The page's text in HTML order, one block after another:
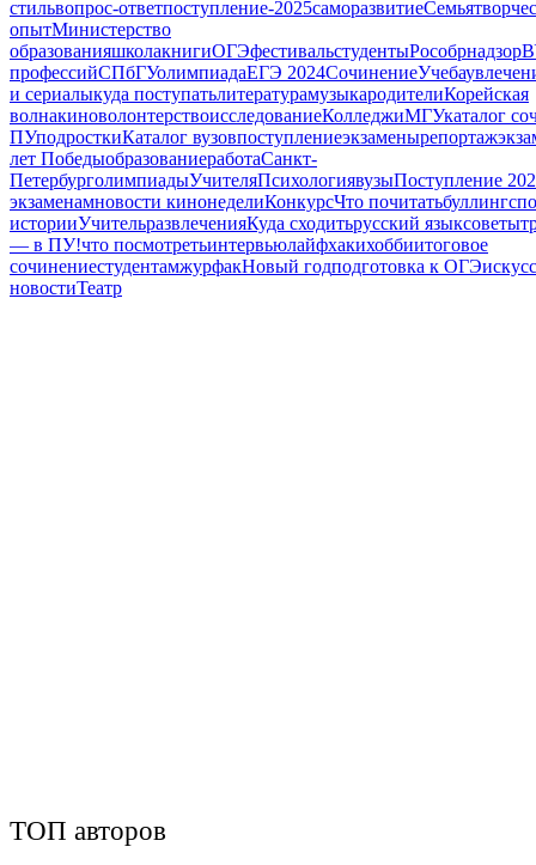
стильвопрос-ответпоступление-2025саморазвитиеСемья
опытМинистерство
образованияшколакнигиОГЭфестивальстудентыРособрнадзор
профессийСПбГУолимпиадаЕГЭ 2024СочинениеУчеба
и сериалыкуда поступатьлитературамузыкародителиКорейская
волнакиноволонтерствоисследованиеКолледжиМГУкаталог
ПУподросткиКаталог вузовпоступлениеэкзаменырепортаж
лет ПобедыобразованиеработаСанкт-
ПетербурголимпиадыУчителяПсихологиявузыПоступление
экзаменамновости кинонеделиКонкурсЧто почитатьбуллинг
историиУчительразвлеченияКуда сходитьрусский языксоветы
— в ПУ!что посмотретьинтервьюлайфхакихоббиитоговое
сочинениестудентамжурфакНовый годподготовка к ОГЭ
новостиТеатр
ТОП авторов